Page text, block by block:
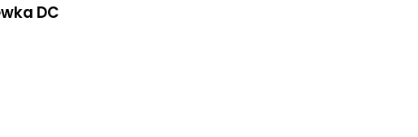
DC